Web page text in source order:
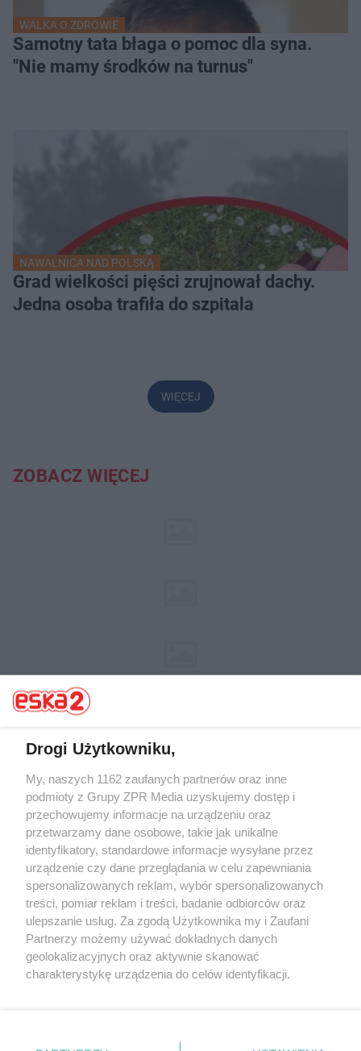
WALKA O ZDROWIE
Samotny tata błaga o pomoc dla syna.
"Nie mamy środków na turnus"
NAWAŁNICA NAD POLSKĄ
Grad wielkości pięści zrujnował dachy.
Jedna osoba trafiła do szpitala
WIĘCEJ
ZOBACZ WIĘCEJ
Żaden utwór zamieszczony w serwisie nie może być powielany i
rozpowszechniany lub dalej rozpowszechniany w jakikolwiek sposób (w
tym także elektroniczny lub mechaniczny) na jakimkolwiek polu
eksploatacji w jakiejkolwiek formie, włącznie z umieszczaniem w
Internecie bez pisemnej zgody właściciela praw. Jakiekolwiek użycie lub
wykorzystanie utworów w całości lub w części z naruszeniem prawa,
tzn. bez właściwej zgody, jest zabronione pod groźbą kary i może być
ścigane prawnie.
Drogi Użytkowniku,
My, naszych 1162 zaufanych partnerów oraz inne
podmioty z Grupy ZPR Media uzyskujemy dostęp i
przechowujemy informacje na urządzeniu oraz
przetwarzamy dane osobowe, takie jak unikalne
identyfikatory, standardowe informacje wysyłane przez
urządzenie czy dane przeglądania w celu zapewniania
spersonalizowanych reklam, wybór spersonalizowanych
treści, pomiar reklam i treści, badanie odbiorców oraz
ulepszanie usług. Za zgodą Użytkownika my i Zaufani
Partnerzy możemy używać dokładnych danych
geolokalizacyjnych oraz aktywnie skanować
charakterystykę urządzenia do celów identyfikacji.
zmienić/wycofać klikając przycisk ustawień prywatności